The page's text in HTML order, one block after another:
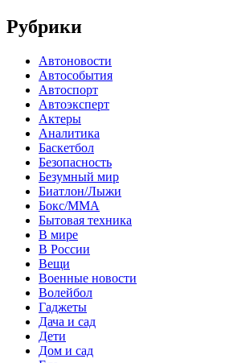
Рубрики
Автоновости
Автособытия
Автоспорт
Автоэксперт
Актеры
Аналитика
Баскетбол
Безопасность
Безумный мир
Биатлон/Лыжи
Бокс/MMA
Бытовая техника
В мире
В России
Вещи
Военные новости
Волейбол
Гаджеты
Дача и сад
Дети
Дом и сад